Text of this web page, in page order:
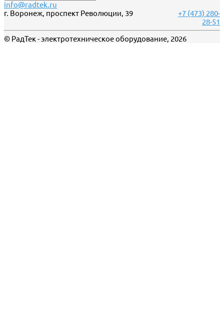
info@radtek.ru
г. Воронеж, проспект Революции, 39
+7 (473) 280-
28-51
© РадТек - электротехническое оборудование, 2026